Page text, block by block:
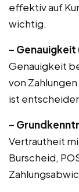
effektiv auf
wichtig.
–
Genauigkeit
von
ist
–
Vertrautheit
Burscheid,